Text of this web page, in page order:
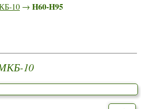
10 → H60-H95
10